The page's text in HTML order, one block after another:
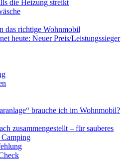
die Heizung streikt
das richtige Wohnmobil
heute: Neuer Preis/Leistungssieger
brauche ich im Wohnmobil?
zusammengestellt – für sauberes
Camping